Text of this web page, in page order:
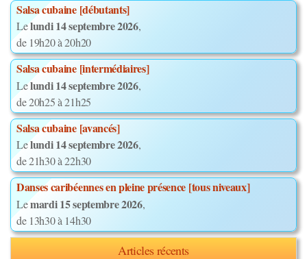
Salsa cubaine [débutants]
Lelundi 14 septembre 2026,
de 19h20 à 20h20
Salsa cubaine [intermédiaires]
Lelundi 14 septembre 2026,
de 20h25 à 21h25
Salsa cubaine [avancés]
Lelundi 14 septembre 2026,
de 21h30 à 22h30
Danses caribéennes en pleine présence [tous niveaux]
Lemardi 15 septembre 2026,
de 13h30 à 14h30
Articles récents